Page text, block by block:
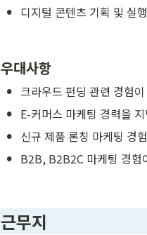
• 디지털 콘텐츠 기획 및 실
우대사항
• 크라우드 펀딩 관련 경험
• E-커머스 마케팅 경력을
• 신규 제품 론칭 마케팅 경
• B2B, B2B2C 마케팅 경험
근무지